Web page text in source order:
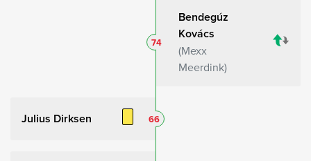
Bendegúz
Kovács
Mexx
Meerdink
74
Julius Dirksen 66